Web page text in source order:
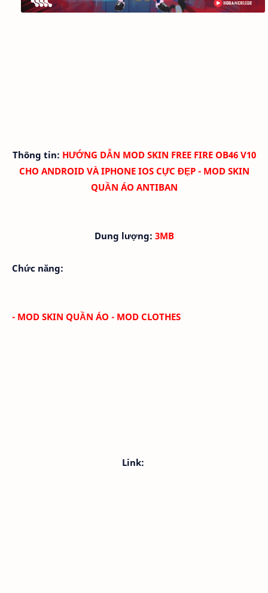
Thông tin: HƯỚNG DẪN MOD SKIN FREE FIRE OB46 V10
CHO ANDROID VÀ IPHONE IOS CỰC ĐẸP - MOD SKIN
QUẦN ÁO ANTIBAN
Dung lượng: 3MB
Chức năng:
- MOD SKIN QUẦN ÁO - MOD CLOTHES
Link: